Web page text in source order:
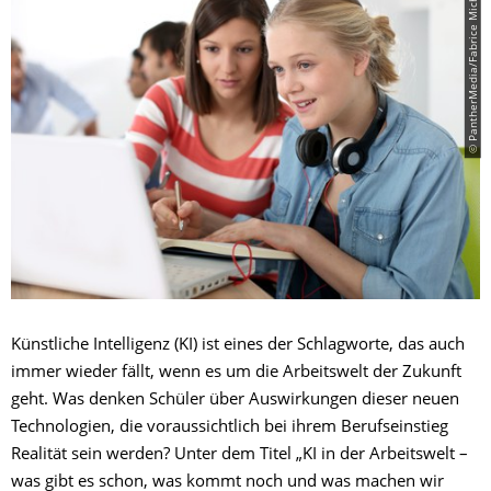
© PantherMedia/Fabrice Michaudeau
Künstliche Intelligenz (KI) ist eines der Schlagworte, das auch
immer wieder fällt, wenn es um die Arbeitswelt der Zukunft
geht. Was denken Schüler über Auswirkungen dieser neuen
Technologien, die voraussichtlich bei ihrem Berufseinstieg
Realität sein werden? Unter dem Titel „KI in der Arbeitswelt –
was gibt es schon, was kommt noch und was machen wir